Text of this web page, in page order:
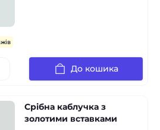
До кошика
Срібна каблучка з
золотими вставками